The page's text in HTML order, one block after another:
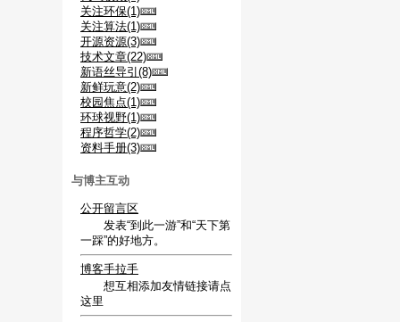
关注环保(1)
关注算法(1)
开源资源(3)
技术文章(22)
新语丝导引(8)
新鲜玩意(2)
校园焦点(1)
环球视野(1)
程序哲学(2)
资料手册(3)
与博主互动
公开留言区
发表“到此一游”和“天下第
一踩”的好地方。
博客手拉手
想互相添加友情链接请点
这里